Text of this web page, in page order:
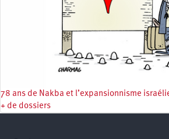
78 ans de Nakba et l’expansionnisme
+ de dossiers